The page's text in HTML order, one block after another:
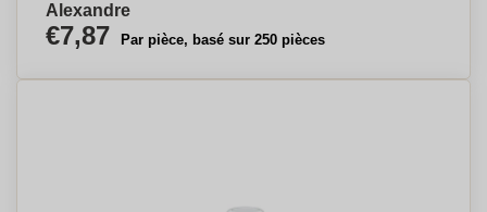
Alexandre
€7,87 Par pièce, basé sur 250 pièces